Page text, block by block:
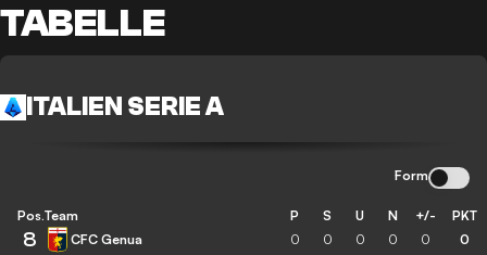
TABELLE
ITALIEN SERIE A
Form
Pos.Team P S U N +/- PKT
8 CFC Genua 0 0 0 0 0 0